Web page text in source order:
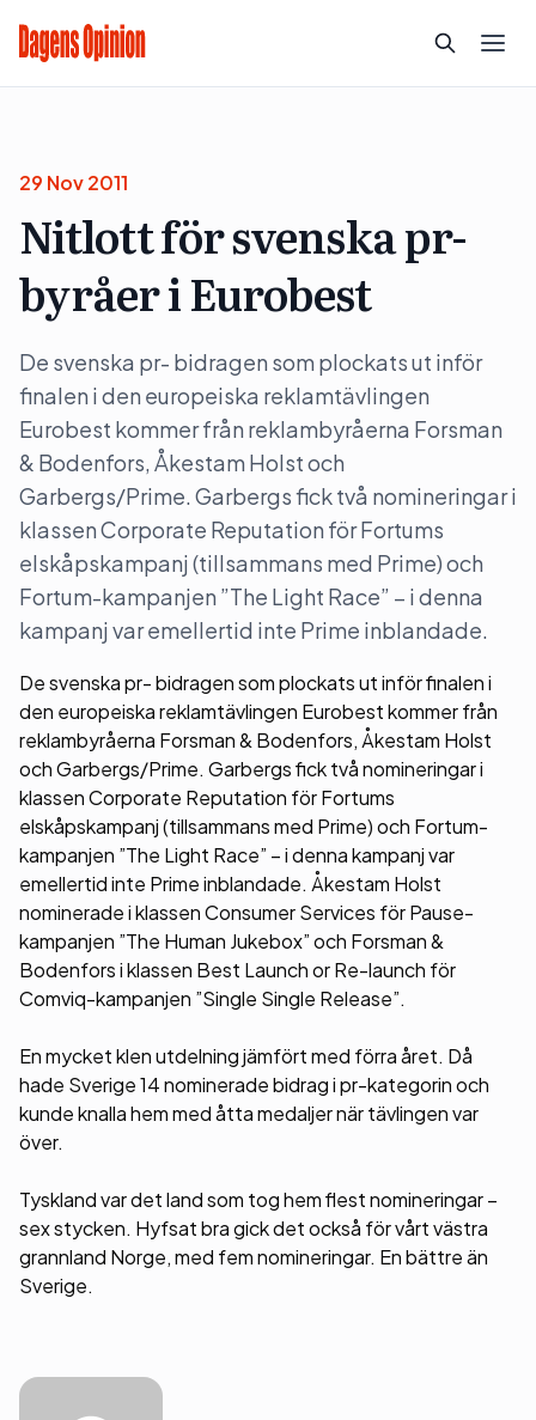
29 Nov 2011
Nitlott för svenska pr-
byråer i Eurobest
De svenska pr- bidragen som plockats ut inför
finalen i den europeiska reklamtävlingen
Eurobest kommer från reklambyråerna Forsman
& Bodenfors, Åkestam Holst och
Garbergs/Prime. Garbergs fick två nomineringar i
klassen Corporate Reputation för Fortums
elskåpskampanj (tillsammans med Prime) och
Fortum-kampanjen ”The Light Race” – i denna
kampanj var emellertid inte Prime inblandade.
De svenska pr- bidragen som plockats ut inför finalen i
den europeiska reklamtävlingen Eurobest kommer från
reklambyråerna Forsman & Bodenfors, Åkestam Holst
och Garbergs/Prime. Garbergs fick två nomineringar i
klassen Corporate Reputation för Fortums
elskåpskampanj (tillsammans med Prime) och Fortum-
kampanjen ”The Light Race” – i denna kampanj var
emellertid inte Prime inblandade. Åkestam Holst
nominerade i klassen Consumer Services för Pause-
kampanjen ”The Human Jukebox” och Forsman &
Bodenfors i klassen Best Launch or Re-launch för
Comviq-kampanjen ”Single Single Release”.
En mycket klen utdelning jämfört med förra året. Då
hade Sverige 14 nominerade bidrag i pr-kategorin och
kunde knalla hem med åtta medaljer när tävlingen var
över.
Tyskland var det land som tog hem flest nomineringar –
sex stycken. Hyfsat bra gick det också för vårt västra
grannland Norge, med fem nomineringar. En bättre än
Sverige.